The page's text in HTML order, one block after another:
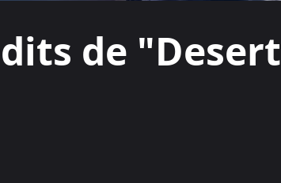
de "Desert